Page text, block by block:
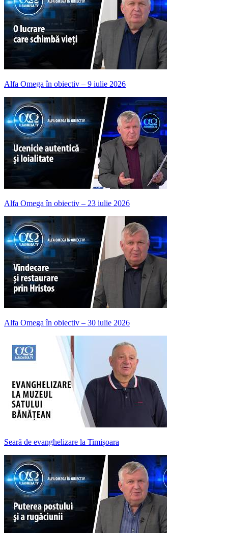
Alfa Omega în obiectiv – 9 iulie 2026
Alfa Omega în obiectiv – 23 iulie 2026
Alfa Omega în obiectiv – 30 iulie 2026
Seară de evanghelizare la Timișoara